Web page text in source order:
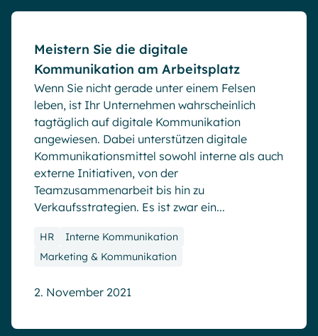
Meistern Sie die digitale
Kommunikation am Arbeitsplatz
Wenn Sie nicht gerade unter einem Felsen
leben, ist Ihr Unternehmen wahrscheinlich
tagtäglich auf digitale Kommunikation
angewiesen. Dabei unterstützen digitale
Kommunikationsmittel sowohl interne als auch
externe Initiativen, von der
Teamzusammenarbeit bis hin zu
Verkaufsstrategien. Es ist zwar ein...
HR
Interne Kommunikation
Marketing & Kommunikation
2. November 2021